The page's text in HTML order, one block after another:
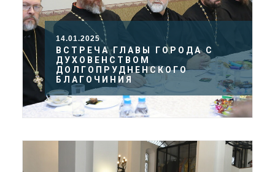
14.01.2025
ВСТРЕЧА ГЛАВЫ ГОРОДА С
ДУХОВЕНСТВОМ
ДОЛГОПРУДНЕНСКОГО
БЛАГОЧИНИЯ